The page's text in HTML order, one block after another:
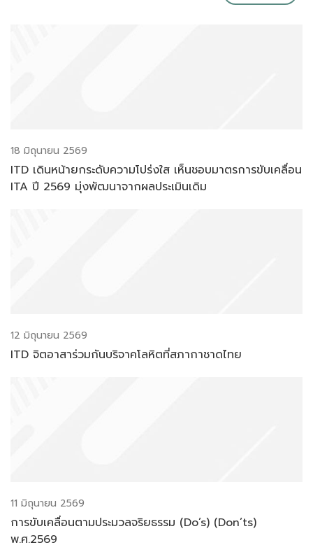
18 มิถุนายน 2569
ITD เดินหน้ายกระดับความโปร่งใส เห็นชอบมาตรการขับเคลื่อน
ITA ปี 2569 มุ่งพัฒนาจากผลประเมินเดิม
12 มิถุนายน 2569
ITD จิตอาสาร่วมกันบริจาคโลหิตที่สภากาชาดไทย
11 มิถุนายน 2569
การขับเคลื่อนตามประมวลจริยธรรม (Do’s) (Don’ts)
พ.ศ.2569